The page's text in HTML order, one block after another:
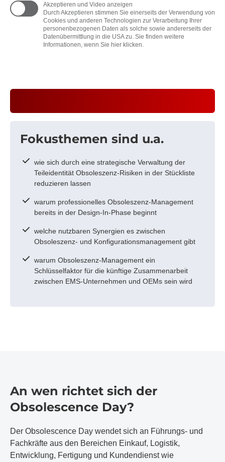
Akzeptieren und Video anzeigen
Durch Akzeptieren stimmen Sie einerseits der Verwendung von
Cookies und anderen Technologien zur Verarbeitung Ihrer
personenbezogenen Daten als solche sowie andererseits der
Datenübermittlung in die USA zu. Sie finden weitere
Informationen, wenn Sie hier klicken.
Fokusthemen sind u.a.
wie sich durch eine strategische Verwaltung der
Teileidentität Obsoleszenz-Risiken in der Stückliste
reduzieren lassen
warum professionelles Obsoleszenz-Management
bereits in der Design-In-Phase beginnt
welche nutzbaren Synergien es zwischen
Obsoleszenz- und Konfigurationsmanagement gibt
warum Obsoleszenz-Management ein
Schlüsselfaktor für die künftige Zusammenarbeit
zwischen EMS-Unternehmen und OEMs sein wird
An wen richtet sich der
Obsolescence Day?
Der Obsolescence Day wendet sich an Führungs- und
Fachkräfte aus den Bereichen Einkauf, Logistik,
Entwicklung, Fertigung und Kundendienst wie